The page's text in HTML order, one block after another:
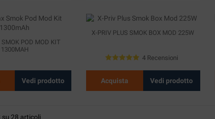
SMOK POD MOD KIT
1300MAH
Vedi prodotto
X-PRIV PLUS SMOK BOX MOD 225W
4 Recensioni
Acquista Vedi prodotto
su 28 articoli